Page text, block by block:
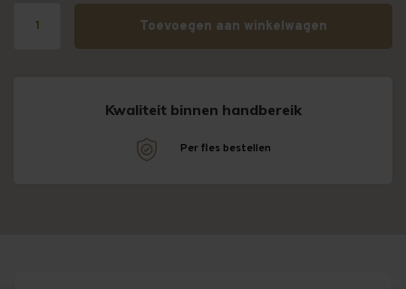
Toevoegen aan winkelwagen
Kwaliteit binnen handbereik
Per fles bestellen